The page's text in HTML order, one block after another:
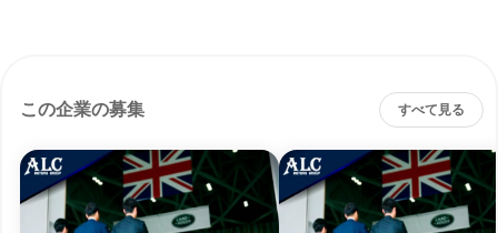
この企業の募集 すべて見る